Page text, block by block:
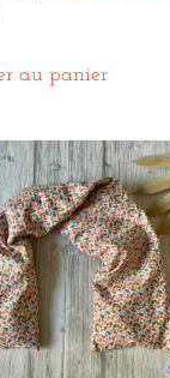
au panier